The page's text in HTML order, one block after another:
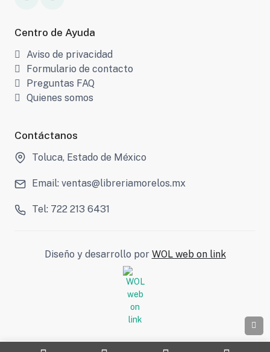
Centro de Ayuda
Aviso de privacidad
Formulario de contacto
Preguntas FAQ
Quienes somos
Contáctanos
Toluca, Estado de México
Email: ventas@libreriamorelos.mx
Tel: 722 213 6431
Diseño y desarrollo por WOL web on link